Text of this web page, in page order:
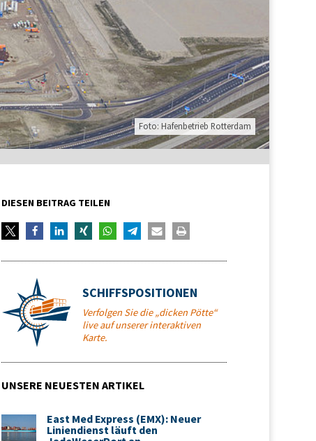
Foto: Hafenbetrieb Rotterdam
DIESEN BEITRAG TEILEN
SCHIFFSPOSITIONEN
Verfolgen Sie die „dicken Pötte“
live auf unserer interaktiven
Karte.
UNSERE NEUESTEN ARTIKEL
East Med Express (EMX): Neuer
Liniendienst läuft den